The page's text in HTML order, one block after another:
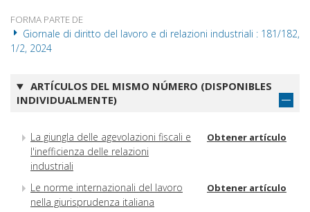
FORMA PARTE DE
Giornale di diritto del lavoro e di relazioni industriali : 181/182,
1/2, 2024
ARTÍCULOS DEL MISMO NÚMERO (DISPONIBLES
INDIVIDUALMENTE)
La giungla delle agevolazioni fiscali e
l'inefficienza delle relazioni
industriali
Obtener artículo
Le norme internazionali del lavoro
nella giurisprudenza italiana
Obtener artículo